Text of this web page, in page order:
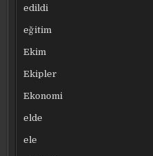
edildi
eğitim
Ekim
Ekipler
Ekonomi
elde
ele